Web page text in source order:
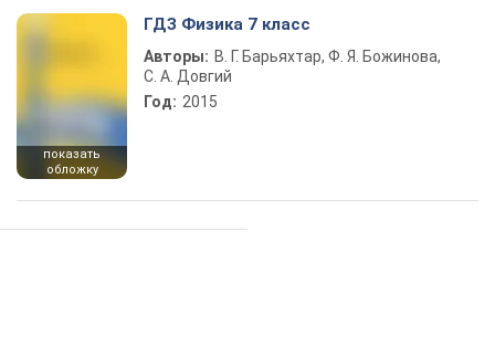
показать
обложку
ГДЗ Физика 7 класс
Авторы: В. Г. Барьяхтар, Ф. Я. Божинова,
С. А. Довгий
Год: 2015